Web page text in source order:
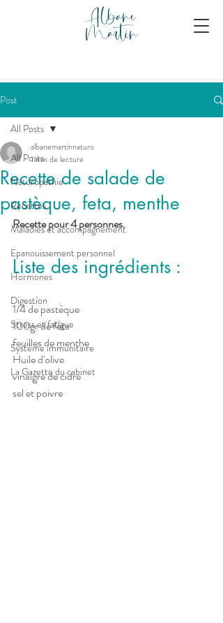
Albane
Martin
Post
All Posts
Naturopathie
Recettes
Maladies et accompagnement
Epanouissement personnel
Hormones
Digestion
Stress et fatigue
Système immunitaire
La Gazette du cabinet
All Posts
Recette de salade de
pastèque, feta, menthe
albanemartinnaturo
1 min de lecture
Recette pour 4 personnes.
Liste des ingrédients :
1/4 de pastèque
100gr de féta
feuilles de menthe
Huile d'olive
vinaigre de cidre
sel et poivre